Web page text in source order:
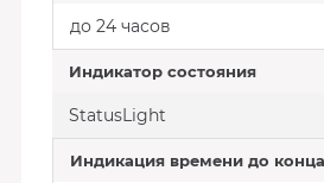
до 24 часов
Индикатор состояния
StatusLight
Индикация времени до